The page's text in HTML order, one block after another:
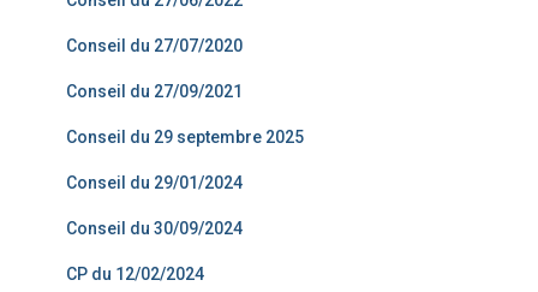
Conseil du 27/07/2020
Conseil du 27/09/2021
Conseil du 29 septembre 2025
Conseil du 29/01/2024
Conseil du 30/09/2024
CP du 12/02/2024